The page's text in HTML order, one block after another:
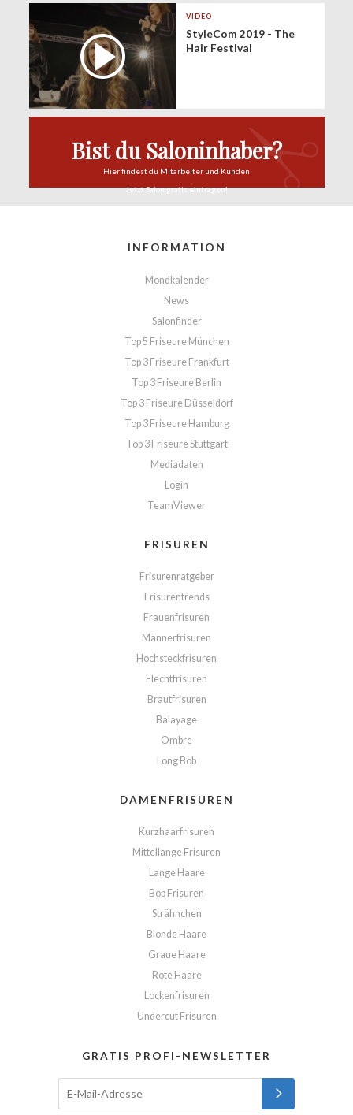
VIDEO
StyleCom 2019 - The
Hair Festival
Bist du Saloninhaber?
Hier findest du Mitarbeiter und Kunden
Jetzt Salongratis eintragen!
INFORMATION
Mondkalender
News
Salonfinder
Top 5 Friseure München
Top 3 Friseure Frankfurt
Top 3 Friseure Berlin
Top 3 Friseure Düsseldorf
Top 3 Friseure Hamburg
Top 3 Friseure Stuttgart
Mediadaten
Login
TeamViewer
FRISUREN
Frisurenratgeber
Frisurentrends
Frauenfrisuren
Männerfrisuren
Hochsteckfrisuren
Flechtfrisuren
Brautfrisuren
Balayage
Ombre
Long Bob
DAMENFRISUREN
Kurzhaarfrisuren
Mittellange Frisuren
Lange Haare
Bob Frisuren
Strähnchen
Blonde Haare
Graue Haare
Rote Haare
Lockenfrisuren
Undercut Frisuren
GRATIS PROFI-NEWSLETTER